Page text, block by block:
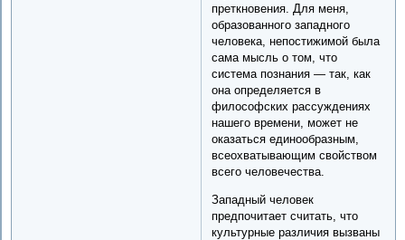
преткновения. Для меня,
образованного западного
человека, непостижимой была
сама мысль о том, что
система познания — так, как
она определяется в
философских рассуждениях
нашего времени, может не
оказаться единообразным,
всеохватывающим свойством
всего человечества.
Западный человек
предпочитает считать, что
культурные различия вызваны